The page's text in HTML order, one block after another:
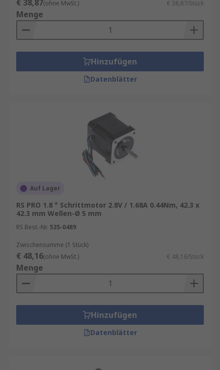
€ 38,87(ohne MwSt.) € 38,87/Stück
Menge
Hinzufügen
Datenblätter
Auf Lager
RS PRO 1.8 ° Schrittmotor 2.8V / 1.68A 0.44Nm, 42.3 x
42.3 mm Wellen-Ø 5 mm
RS Best.-Nr. 535-0489
Zwischensumme (1 Stück)
€ 48,16(ohne MwSt.) € 48,16/Stück
Menge
Hinzufügen
Datenblätter